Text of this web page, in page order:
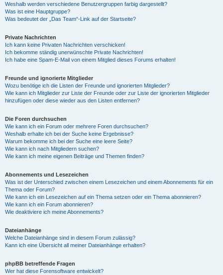
Weshalb werden verschiedene Benutzergruppen farbig dargestellt?
Was ist eine Hauptgruppe?
Was bedeutet der „Das Team“-Link auf der Startseite?
Private Nachrichten
Ich kann keine Privaten Nachrichten verschicken!
Ich bekomme ständig unerwünschte Private Nachrichten!
Ich habe eine Spam-E-Mail von einem Mitglied dieses Forums erhalten!
Freunde und ignorierte Mitglieder
Wozu benötige ich die Listen der Freunde und ignorierten Mitglieder?
Wie kann ich Mitglieder zur Liste der Freunde oder zur Liste der ignorierten Mitglieder
hinzufügen oder diese wieder aus den Listen entfernen?
Die Foren durchsuchen
Wie kann ich ein Forum oder mehrere Foren durchsuchen?
Weshalb erhalte ich bei der Suche keine Ergebnisse?
Warum bekomme ich bei der Suche eine leere Seite?
Wie kann ich nach Mitgliedern suchen?
Wie kann ich meine eigenen Beiträge und Themen finden?
Abonnements und Lesezeichen
Was ist der Unterschied zwischen einem Lesezeichen und einem Abonnements für ein
Thema oder Forum?
Wie kann ich ein Lesezeichen auf ein Thema setzen oder ein Thema abonnieren?
Wie kann ich ein Forum abonnieren?
Wie deaktiviere ich meine Abonnements?
Dateianhänge
Welche Dateianhänge sind in diesem Forum zulässig?
Kann ich eine Übersicht all meiner Dateianhänge erhalten?
phpBB betreffende Fragen
Wer hat diese Forensoftware entwickelt?